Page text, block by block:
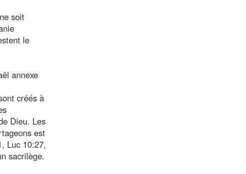
soit
le
annexe
créés à
Dieu. Les
est
Luc 10:27,
sacrilège.